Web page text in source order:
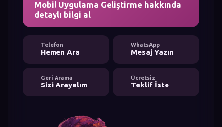
Mobil Uygulama Geliştirme hakkında
detaylı bilgi al
Telefon
Hemen Ara
WhatsApp
Mesaj Yazın
Geri Arama
Sizi Arayalım
Ücretsiz
Teklif İste